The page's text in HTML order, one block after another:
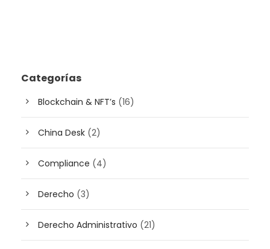
Categorías
Blockchain & NFT’s (16)
China Desk (2)
Compliance (4)
Derecho (3)
Derecho Administrativo (21)